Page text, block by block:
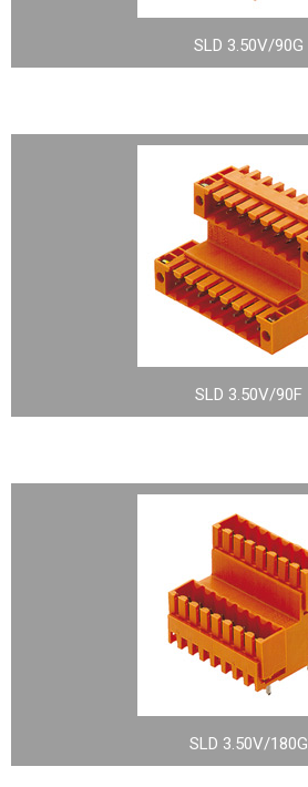
SLD 3.50V/90G
SLD 3.50V/90F
SLD 3.50V/180G